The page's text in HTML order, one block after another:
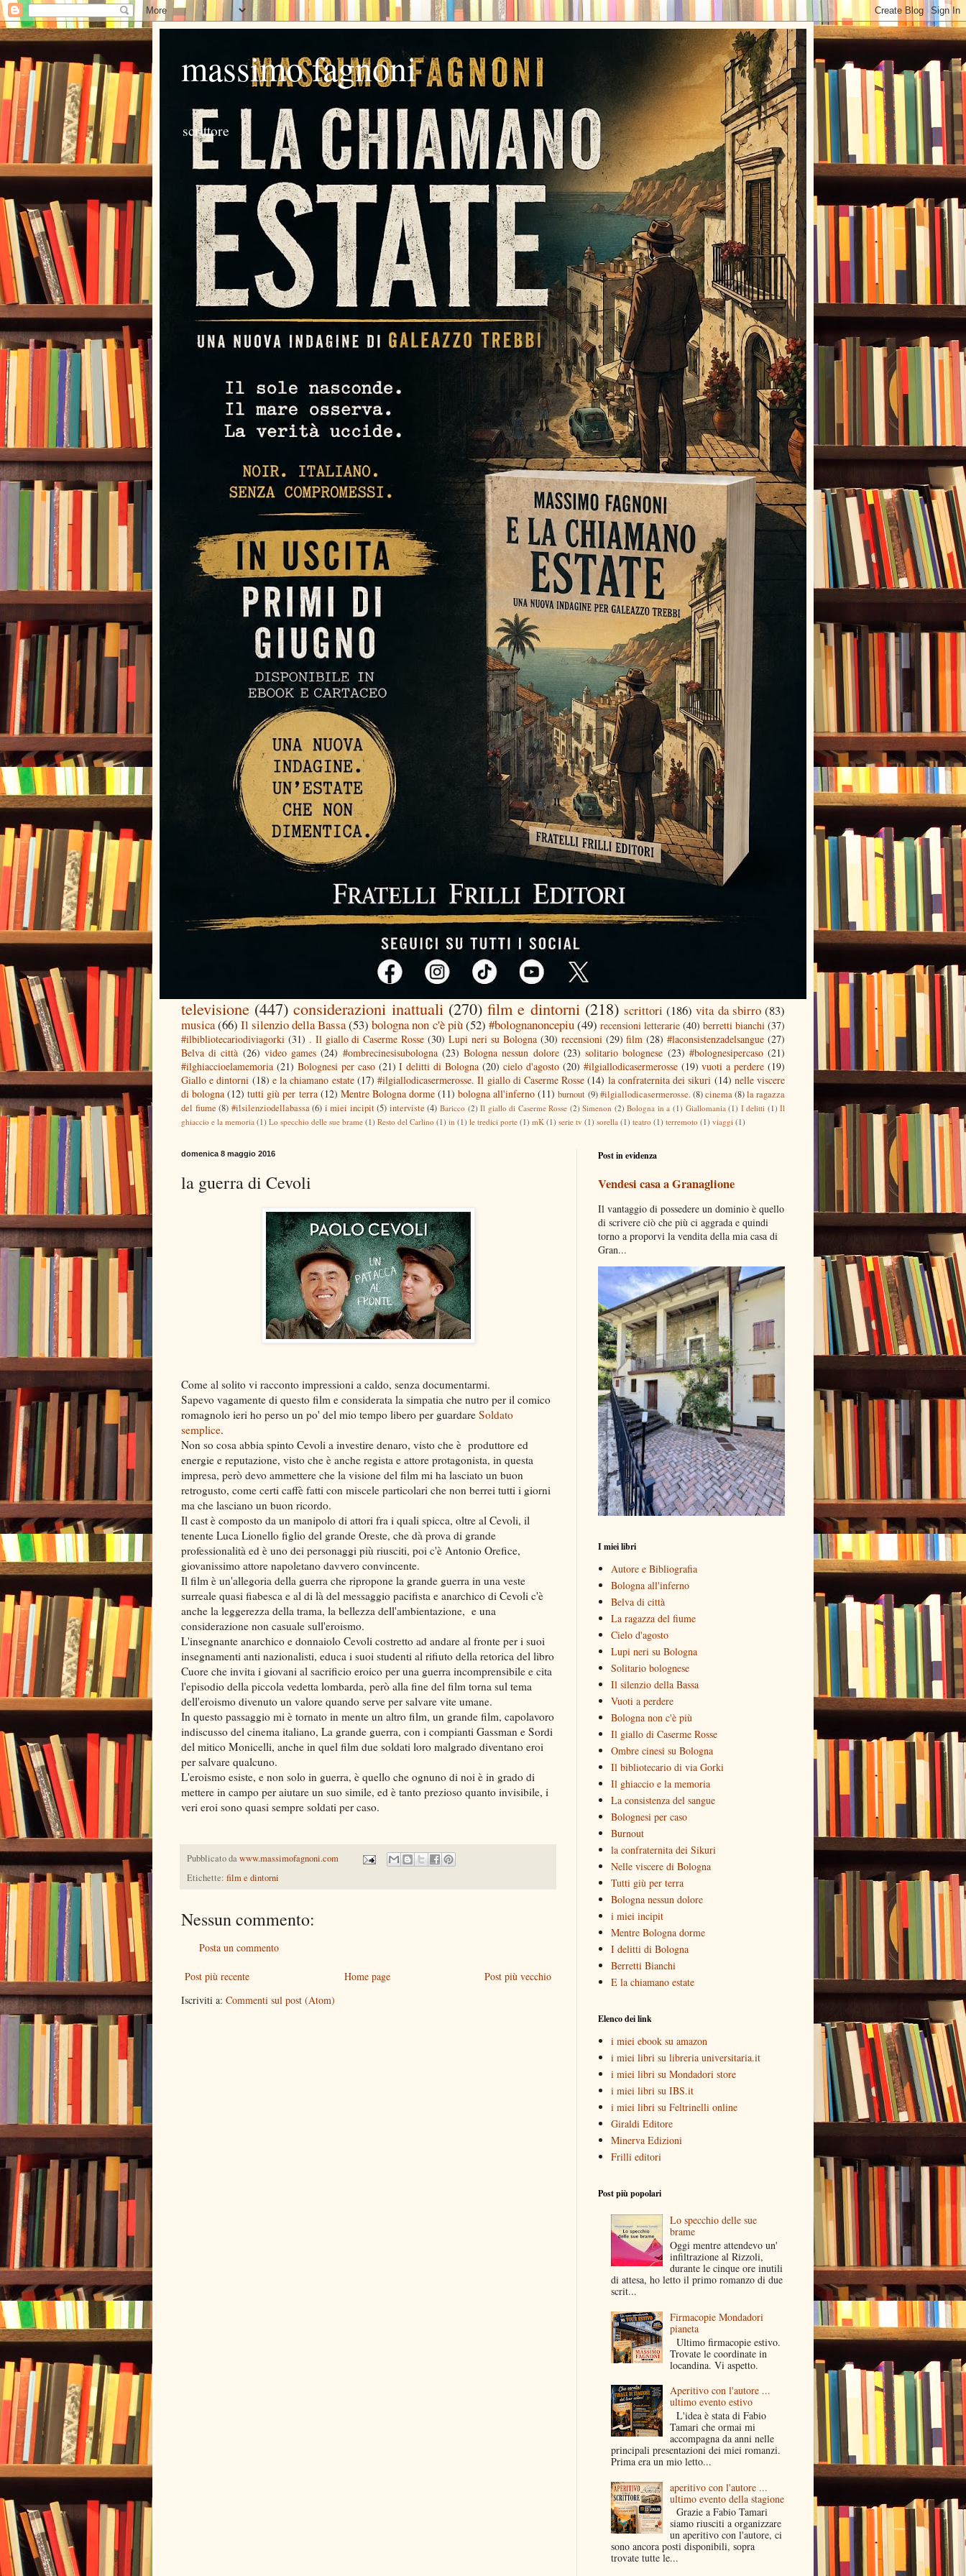
massimo fagnoni
scrittore
televisione (447) considerazioni inattuali (270) film e dintorni (218) scrittori (186) vita da sbirro (83)
musica(66) Il silenzio della Bassa(53) bologna non c'è più(52) #bolognanoncepiu(49) recensioni letterarie (40) berretti bianchi (37)
#ilbibliotecariodiviagorki (31) . Il giallo di Caserme Rosse (30) Lupi neri su Bologna (30) recensioni (29) film (28) #laconsistenzadelsangue (27)
Belva di città (26) video games (24) #ombrecinesisubologna (23) Bologna nessun dolore (23) solitario bolognese (23) #bolognesipercaso (21)
#ilghiaccioelamemoria (21) Bolognesi per caso (21) I delitti di Bologna (20) cielo d'agosto (20) #ilgiallodicasermerosse (19) vuoti a perdere (19)
Giallo e dintorni (18) e la chiamano estate (17) #ilgiallodicasermerosse. Il giallo di Caserme Rosse (14) la confraternita dei sikuri (14) nelle viscere
di bologna (12) tutti giù per terra (12) Mentre Bologna dorme (11) bologna all'inferno (11) burnout (9) #ilgiallodicasermerosse. (8)cinema(8)la ragazza
del fiume (8) #ilsilenziodellabassa (6) i miei incipit (5) interviste (4) Baricco (2) Il giallo di Caserme Rosse (2) Simenon (2) Bologna in a (1) Giallomania (1) I delitti (1) Il
ghiaccio e la memoria (1) Lo specchio delle sue brame (1) Resto del Carlino (1) in (1) le tredici porte (1) mK (1) serie tv (1) sorella (1) teatro (1) terremoto (1) viaggi (1)
domenica 8 maggio 2016
la guerra di Cevoli
Come al solito vi racconto impressioni a caldo, senza documentarmi.
Sapevo vagamente di questo film e considerata la simpatia che nutro per il comico
romagnolo ieri ho perso un po' del mio tempo libero per guardare Soldato
semplice.
Non so cosa abbia spinto Cevoli a investire denaro, visto che è produttore ed
energie e reputazione, visto che è anche regista e attore protagonista, in questa
impresa, però devo ammettere che la visione del film mi ha lasciato un buon
retrogusto, come certi caffè fatti con miscele particolari che non berrei tutti i giorni
ma che lasciano un buon ricordo.
Il cast è composto da un manipolo di attori fra i quali spicca, oltre al Cevoli, il
tenente Luca Lionello figlio del grande Oreste, che dà prova di grande
professionalità ed è uno dei personaggi più riusciti, poi c'è Antonio Orefice,
giovanissimo attore napoletano davvero convincente.
Il film è un'allegoria della guerra che ripropone la grande guerra in una veste
surreale quasi fiabesca e al di là del messaggio pacifista e anarchico di Cevoli c'è
anche la leggerezza della trama, la bellezza dell'ambientazione, e una
considerazione non casuale sull'eroismo.
L'insegnante anarchico e donnaiolo Cevoli costretto ad andare al fronte per i suoi
insegnamenti anti nazionalisti, educa i suoi studenti al rifiuto della retorica del libro
Cuore che invita i giovani al sacrificio eroico per una guerra incomprensibile e cita
l'episodio della piccola vedetta lombarda, però alla fine del film torna sul tema
dell'eroismo divenuto un valore quando serve per salvare vite umane.
In questo passaggio mi è tornato in mente un altro film, un grande film, capolavoro
indiscusso del cinema italiano, La grande guerra, con i compianti Gassman e Sordi
del mitico Monicelli, anche in quel film due soldati loro malgrado diventano eroi
per salvare qualcuno.
L'eroismo esiste, e non solo in guerra, è quello che ognuno di noi è in grado di
mettere in campo per aiutare un suo simile, ed è tanto prezioso quanto invisibile, i
veri eroi sono quasi sempre soldati per caso.
Pubblicato dawww.massimofagnoni.com
Etichette: film e dintorni
Nessun commento:
Posta un commento
Post più recente Post più vecchio
Home page
Iscriviti a: Commenti sul post (Atom)
Post in evidenza
Vendesi casa a Granaglione
Il vantaggio di possedere un dominio è quello
di scrivere ciò che più ci aggrada e quindi
torno a proporvi la vendita della mia casa di
Gran...
I miei libri
Autore e Bibliografia
Bologna all'inferno
Belva di città
La ragazza del fiume
Cielo d'agosto
Lupi neri su Bologna
Solitario bolognese
Il silenzio della Bassa
Vuoti a perdere
Bologna non c'è più
Il giallo di Caserme Rosse
Ombre cinesi su Bologna
Il bibliotecario di via Gorki
Il ghiaccio e la memoria
La consistenza del sangue
Bolognesi per caso
Burnout
la confraternita dei Sikuri
Nelle viscere di Bologna
Tutti giù per terra
Bologna nessun dolore
i miei incipit
Mentre Bologna dorme
I delitti di Bologna
Berretti Bianchi
E la chiamano estate
Elenco dei link
i miei ebook su amazon
i miei libri su libreria universitaria.it
i miei libri su Mondadori store
i miei libri su IBS.it
i miei libri su Feltrinelli online
Giraldi Editore
Minerva Edizioni
Frilli editori
Post più popolari
Lo specchio delle sue
brame
Oggi mentre attendevo un'
infiltrazione al Rizzoli,
durante le cinque ore inutili
di attesa, ho letto il primo romanzo di due
scrit...
Firmacopie Mondadori
pianeta
Ultimo firmacopie estivo.
Trovate le coordinate in
locandina. Vi aspetto.
Aperitivo con l'autore ...
ultimo evento estivo
L'idea è stata di Fabio
Tamari che ormai mi
accompagna da anni nelle
principali presentazioni dei miei romanzi.
Prima era un mio letto...
aperitivo con l'autore ...
ultimo evento della stagione
Grazie a Fabio Tamari
siamo riusciti a organizzare
un aperitivo con l'autore, ci
sono ancora posti disponibili, sopra
trovate tutte le...